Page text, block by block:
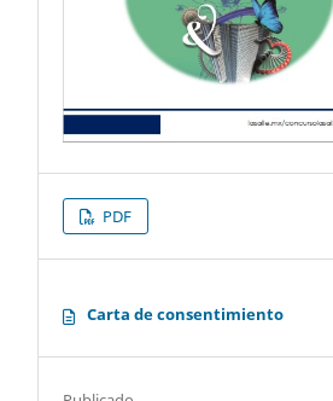
PDF
Carta de consentimiento